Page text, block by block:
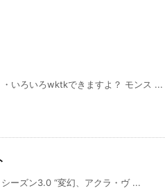
いろいろwktkできますよ？ モンス ...
ーズン3.0 “変幻、アクラ・ヴ ...